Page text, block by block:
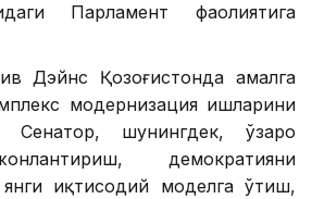
Парламент фаолиятига
Дэйнс Қозоғистонда амалга
модернизация ишларини
Сенатор, шунингдек, ўзаро
демократияни
иқтисодий моделга ўтиш,